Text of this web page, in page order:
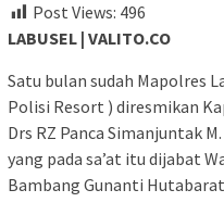
Post Views: 496
LABUSEL | VALITO.CO
Satu bulan sudah Mapolres
Polisi Resort ) diresmikan
Drs RZ Panca Simanjuntak
yang pada sa’at itu dijabat
Bambang Gunanti Hutabarat